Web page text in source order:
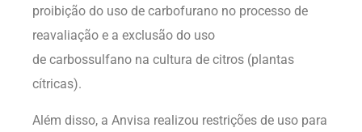
proibição do uso de carbofurano no processo de
reavaliação e a exclusão do uso
de carbossulfano na cultura de citros (plantas
cítricas).
Além disso, a Anvisa realizou restrições de uso para